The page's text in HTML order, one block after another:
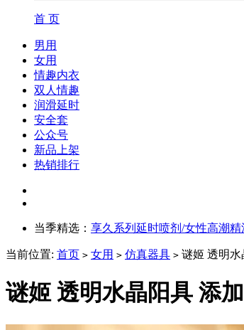
首 页
男用
女用
情趣内衣
双人情趣
润滑延时
安全套
公众号
新品上架
热销排行
当季精选： 享久系列延时喷剂/女性高潮精
当前位置: 首页 > 女用 > 仿真器具 > 谜姬 透明水
谜姬 透明水晶阳具 添